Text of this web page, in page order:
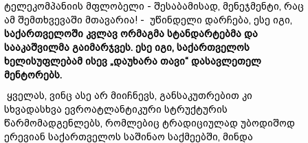
ტელეკომპანიის მფლობელი - შესაბამისად, მენეჯმენტი, რაც
ამ შემთხვევაში მთავარია! - უწინდელი დარჩება, ესე იგი,
საქართველოში კვლავ ორმაგმა სტანდარტებმა და
სააკაშვილმა გაიმარჯვეს. ესე იგი, საქართველოს
ხელისუფლებამ ისევ „დაუხარა თავი“ დასავლეთელ
მენტორებს.
ყველას, ვინც ასე არ მიიჩნევს, განსაკუთრებით კი
სხვადასხვა ევროატლანტიკური სტრუქტურის
წარმომადგენლებს, რომლებიც ტრადიციულად უბოდიშოდ
ერევიან საქართველოს საშინაო საქმეებში, მინდა